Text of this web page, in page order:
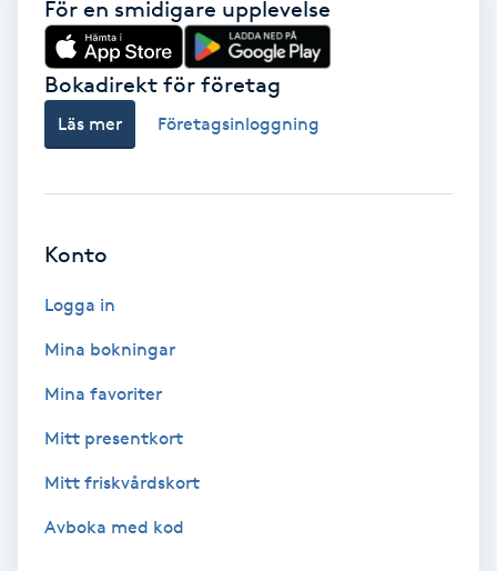
BIAB
Blowout
Bottenfärg
Brynfärgning
Bröllopsuppsättning
Celluliter
För en smidigare upplevelse
Bokadirekt för företag
Läs mer Företagsinloggning
Konto
Logga in
Mina bokningar
Mina favoriter
Mitt presentkort
Mitt friskvårdskort
Avboka med kod